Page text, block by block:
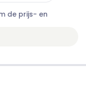
de prijs- en